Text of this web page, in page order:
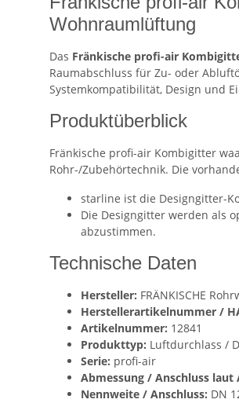
Wohnraumlüftung
Das Fränkische profi-air
Raumabschluss für Zu- oder
Systemkompatibilität, Design und
Produktüberblick
Fränkische profi-air Kombigitter
Rohr-/Zubehörtechnik. Die
starline ist die Designgitter-
Die Designgitter werden als
abzustimmen.
Technische Daten
Hersteller: FRÄNKISCHE
Herstellerartikelnummer /
Artikelnummer: 12841
Produkttyp: Luftdurchlass /
Serie: profi-air
Abmessung / Anschluss laut
Nennweite / Anschluss: DN